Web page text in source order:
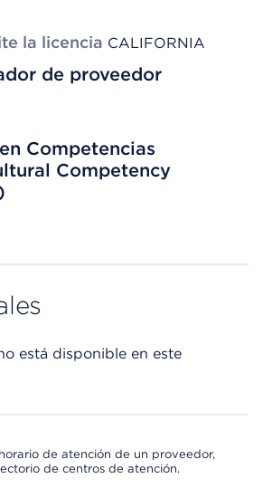
la licencia CALIFORNIA
de proveedor
Competencias
Competency
está disponible en este
de atención de un proveedor,
de centros de atención.